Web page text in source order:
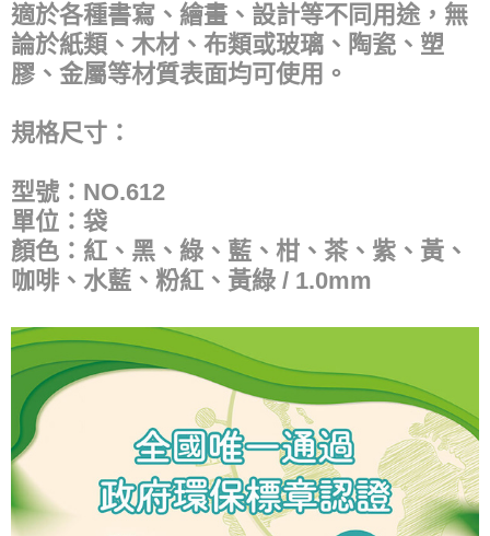
適於各種書寫、繪畫、設計等不同用途，無
論於紙類、木材、布類或玻璃、陶瓷、塑
膠、金屬等材質表面均可使用。
規格尺寸：
型號：NO.612
單位：袋
顏色：紅、黑、綠、藍、柑、茶、紫、黃、
咖啡、水藍、粉紅、黃綠 / 1.0mm